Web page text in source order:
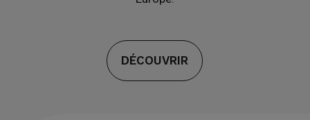
DÉCOUVRIR